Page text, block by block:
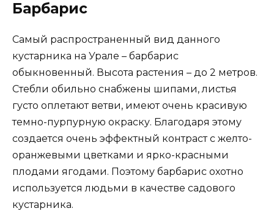
Барбарис
Самый распространенный вид данного
кустарника на Урале – барбарис
обыкновенный. Высота растения – до 2 метров.
Стебли обильно снабжены шипами, листья
густо оплетают ветви, имеют очень красивую
темно-пурпурную окраску. Благодаря этому
создается очень эффектный контраст с желто-
оранжевыми цветками и ярко-красными
плодами ягодами. Поэтому барбарис охотно
используется людьми в качестве садового
кустарника.